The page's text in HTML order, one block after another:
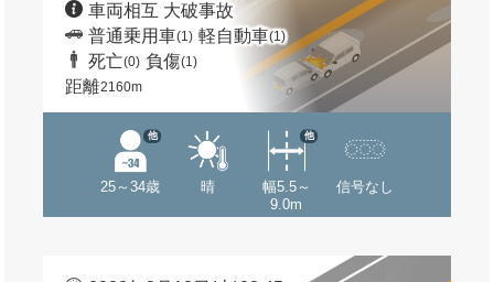
車両相互 大破事故
普通乗用車(1) 軽自動車(1)
死亡(0) 負傷(1)
距離2160m
25～34歳
他
晴
幅5.5～
9.0m
他
信号なし